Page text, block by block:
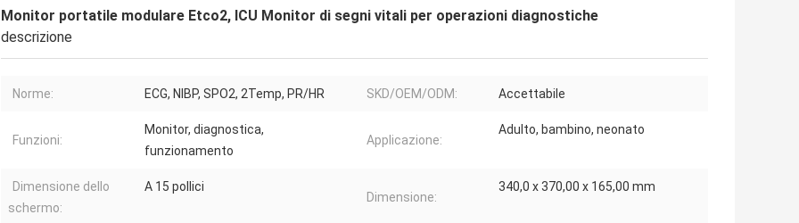
Monitor portatile modulare Etco2, ICU Monitor di segni vitali per operazioni diagnostiche
descrizione
Norme: ECG, NIBP, SPO2, 2Temp, PR/HR SKD/OEM/ODM: Accettabile
Funzioni:
Monitor, diagnostica,
funzionamento
Applicazione:
Adulto, bambino, neonato
Dimensione dello
schermo:
A 15 pollici
Dimensione:
340,0 x 370,00 x 165,00 mm